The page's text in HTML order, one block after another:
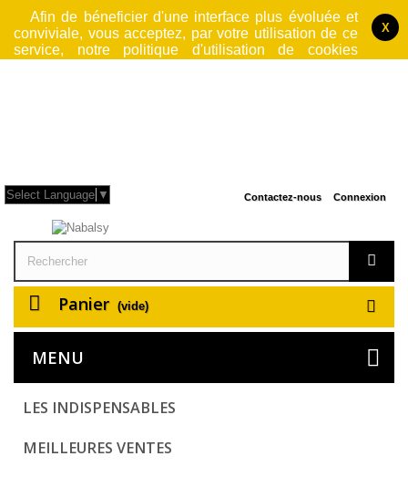
Afin de béneficier d'une interface plus évoluée et
conviviale, vous acceptez, par votre utilisation de ce
service, notre politique d'utilisation de cookies
X
Connexion
Contactez-nous
Panier (vide)
MENU
Select Language ▼
LES INDISPENSABLES
MEILLEURES VENTES